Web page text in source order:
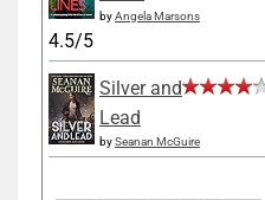
byAngela Marsons
4.5/5
Silver and
Lead
bySeanan McGuire